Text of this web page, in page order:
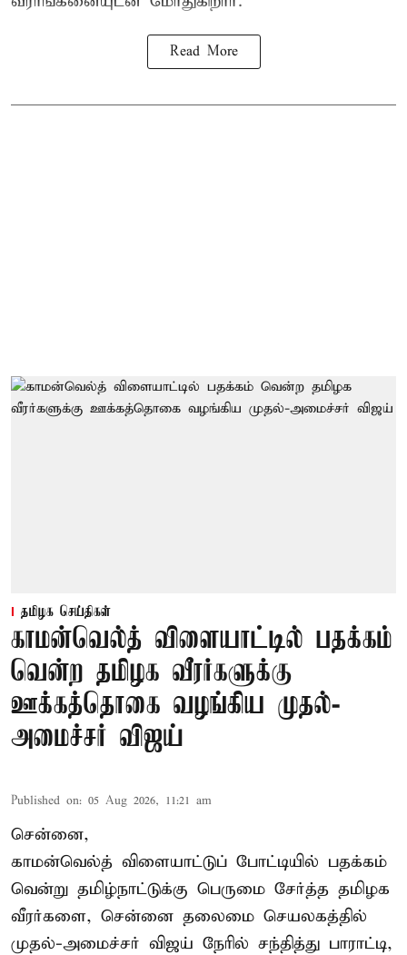
Read More
தமிழக செய்திகள்
காமன்வெல்த் விளையாட்டில் பதக்கம்
வென்ற தமிழக வீரர்களுக்கு
ஊக்கத்தொகை வழங்கிய முதல்-
அமைச்சர் விஜய்
Published on: 05 Aug 2026, 11:21 am
சென்னை,
காமன்வெல்த் விளையாட்டுப் போட்டியில் பதக்கம்
வென்று தமிழ்நாட்டுக்கு பெருமை சேர்த்த தமிழக
வீரர்களை, சென்னை தலைமை செயலகத்தில்
முதல்-அமைச்சர் விஜய் நேரில் சந்தித்து பாராட்டி,